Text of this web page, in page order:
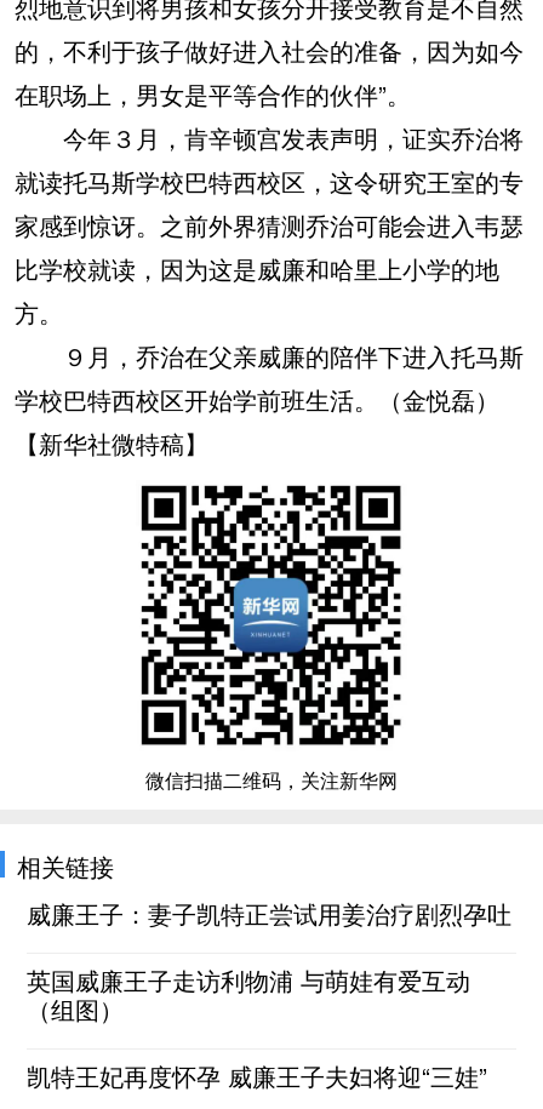
的，不利于孩子做好进入社会的准备，因为如今
在职场上，男女是平等合作的伙伴”。
今年３月，肯辛顿宫发表声明，证实乔治将
就读托马斯学校巴特西校区，这令研究王室的专
家感到惊讶。之前外界猜测乔治可能会进入韦瑟
比学校就读，因为这是威廉和哈里上小学的地
方。
９月，乔治在父亲威廉的陪伴下进入托马斯
学校巴特西校区开始学前班生活。（金悦磊）
【新华社微特稿】
微信扫描二维码，关注新华网
相关链接
威廉王子：妻子凯特正尝试用姜治疗剧烈孕吐
英国威廉王子走访利物浦 与萌娃有爱互动
（组图）
凯特王妃再度怀孕 威廉王子夫妇将迎“三娃”